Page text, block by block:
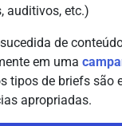
auditivos, etc.)
de
em uma
tipos de briefs são
apropriadas.